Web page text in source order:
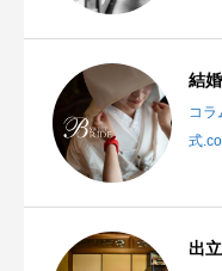
結
コラ
式
出